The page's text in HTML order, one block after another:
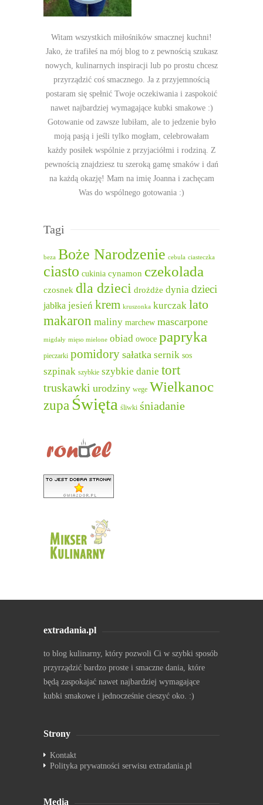
Witam wszystkich miłośników smacznej kuchni!
Jako, że trafiłeś na mój blog to z pewnością szukasz
nowych, kulinarnych inspiracji lub po prostu chcesz
przyrządzić coś smacznego. Ja z przyjemnością
postaram się spełnić Twoje oczekiwania i zaspokoić
nawet najbardziej wymagające kubki smakowe :)
Gotowanie od zawsze lubiłam, ale to jedzenie było
moją pasją i jeśli tylko mogłam, celebrowałam
każdy posiłek wspólnie z przyjaciółmi i rodziną. Z
pewnością znajdziesz tu szeroką gamę smaków i dań
na każdą okazję! Mam na imię Joanna i zachęcam
Was do wspólnego gotowania :)
Tagi
beza Boże Narodzenie cebula ciasteczka
ciasto cukinia cynamon czekolada
czosnek dla dzieci drożdże dynia dzieci
jabłka jesień krem kruszonka kurczak lato
makaron maliny marchew mascarpone
migdały mięso mielone obiad owoce papryka
pieczarki pomidory sałatka sernik sos
szpinak szybkie szybkie danie tort
truskawki urodziny wege Wielkanoc
zupa Święta śliwki śniadanie
extradania.pl
to blog kulinarny, który pozwoli Ci w szybki sposób
przyrządzić bardzo proste i smaczne dania, które
będą zaspokajać nawet najbardziej wymagające
kubki smakowe i jednocześnie cieszyć oko. :)
Strony
Kontakt
Polityka prywatności serwisu extradania.pl
Media